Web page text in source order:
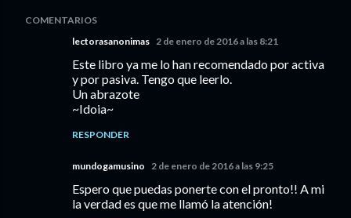
COMENTARIOS
lectorasanonimas 2 de enero de 2016 a las 8:21
Este libro ya me lo han recomendado por activa
y por pasiva. Tengo que leerlo.
Un abrazote
~Idoia~
RESPONDER
mundogamusino 2 de enero de 2016 a las 9:25
Espero que puedas ponerte con el pronto!! A mi
la verdad es que me llamó la atención!